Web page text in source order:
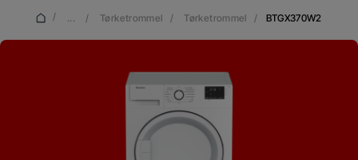
/ ... / Tørketrommel / Tørketrommel / BTGX370W2